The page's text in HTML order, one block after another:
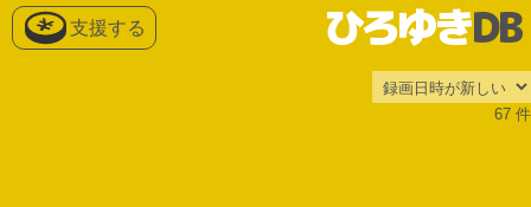
ひろゆきDB
支援する
67 件